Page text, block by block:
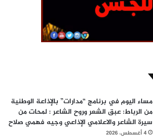
مساء اليوم في برنامج “مدارات” بالإذاعة الوطنية
من الرباط: عبق الشعر وروح الشاعر : لمحات من
سيرة الشاعر والاعلامي الإذاعي وجيه فهمي صلاح
4 أغسطس، 2026